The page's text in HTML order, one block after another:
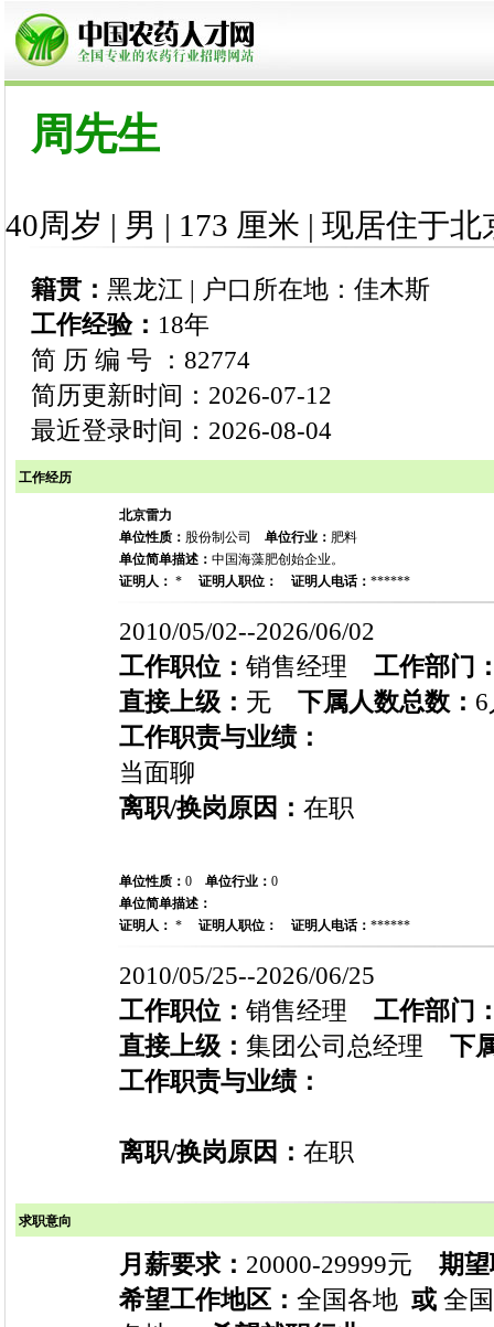
周先生
40周岁 | 男 | 173 厘米 | 现居住于北
籍贯： 黑龙江 | 户口所在地：佳木斯
工作经验： 18年
简 历 编 号 ：82774
简历更新时间：2026-07-12
最近登录时间：2026-08-04
工作经历
北京雷力
单位性质： 股份制公司 单位行业： 肥料
单位简单描述： 中国海藻肥创始企业。
证明人： * 证明人职位： 证明人电话： ******
2010/05/02--2026/06/02
工作职位： 销售经理 工作部门
直接上级： 无 下属人数总数：
工作职责与业绩：
当面聊
离职/换岗原因： 在职
单位性质： 0 单位行业： 0
单位简单描述：
证明人： * 证明人职位： 证明人电话： ******
2010/05/25--2026/06/25
工作职位： 销售经理 工作部门
直接上级： 集团公司总经理 下
工作职责与业绩：
离职/换岗原因： 在职
求职意向
月薪要求： 20000-29999元 期
希望工作地区： 全国各地 或全